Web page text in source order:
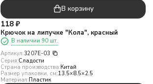
В корзину
118 ₽
Крючок на липучке "Кола", красный
В наличии 90 шт.
Артикул:3207E-03
Серия:Сладости
Страна производства:Китай
Размер упаковки, см:13.5×8.5×2.5
Материал:Пластик